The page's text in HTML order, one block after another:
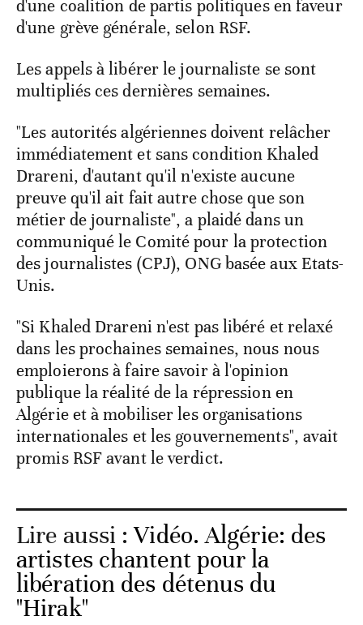
d'une coalition de partis politiques en faveur
d'une grève générale, selon RSF.
Les appels à libérer le journaliste se sont
multipliés ces dernières semaines.
"Les autorités algériennes doivent relâcher
immédiatement et sans condition Khaled
Drareni, d'autant qu'il n'existe aucune
preuve qu'il ait fait autre chose que son
métier de journaliste", a plaidé dans un
communiqué le Comité pour la protection
des journalistes (CPJ), ONG basée aux Etats-
Unis.
"Si Khaled Drareni n'est pas libéré et relaxé
dans les prochaines semaines, nous nous
emploierons à faire savoir à l'opinion
publique la réalité de la répression en
Algérie et à mobiliser les organisations
internationales et les gouvernements", avait
promis RSF avant le verdict.
Lire aussi :Vidéo. Algérie: des
artistes chantent pour la
libération des détenus du
"Hirak"